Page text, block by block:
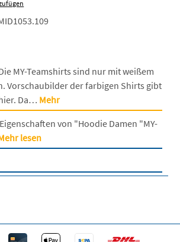
MY-Teamshirts sind nur mit weißem
Vorschaubilder der farbigen Shirts gibt
Da… Mehr
Eigenschaften von "Hoodie Damen "MY-
lesen